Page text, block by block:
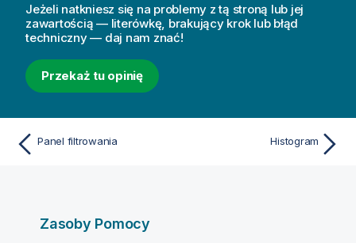
Jeżeli natkniesz się na problemy z tą stroną lub jej
zawartością — literówkę, brakujący krok lub błąd
techniczny — daj nam znać!
Przekaż tu opinię
Panel filtrowania Histogram
Zasoby Pomocy